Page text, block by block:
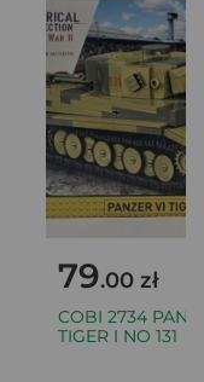
79.00 zł
COBI 2734
TIGER I NO 131